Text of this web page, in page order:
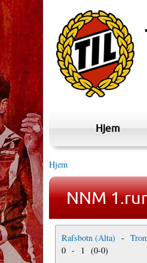
Hjem
Hjem
NNM
Rafsbotn (Alta) -
0 - 1 (0-0)